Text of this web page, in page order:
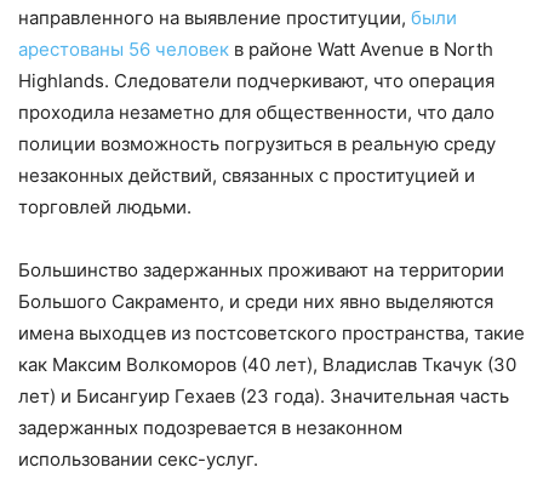
направленного на выявление проституции, были
арестованы 56 человек в районе Watt Avenue в North
Highlands. Следователи подчеркивают, что операция
проходила незаметно для общественности, что дало
полиции возможность погрузиться в реальную среду
незаконных действий, связанных с проституцией и
торговлей людьми.
Большинство задержанных проживают на территории
Большого Сакраменто, и среди них явно выделяются
имена выходцев из постсоветского пространства, такие
как Максим Волкоморов (40 лет), Владислав Ткачук (30
лет) и Бисангуир Гехаев (23 года). Значительная часть
задержанных подозревается в незаконном
использовании секс-услуг.